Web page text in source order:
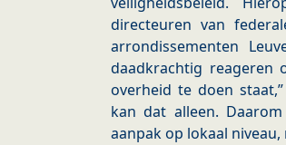
directeuren van
arrondissementen
daadkrachtig reageren
overheid te doen
kan dat alleen.
aanpak op lokaal